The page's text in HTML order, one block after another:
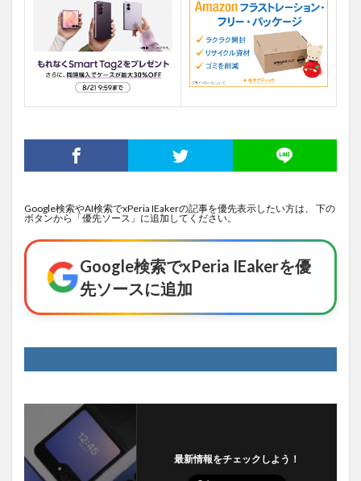
Google検索やAI検索でxPeria IEakerの記事を優先表示したい方は、 下の
ボタンから「優先ソース」に追加してください。
Google検索でxPeria IEakerを優
先ソースに追加
最新情報をチェックしよう！